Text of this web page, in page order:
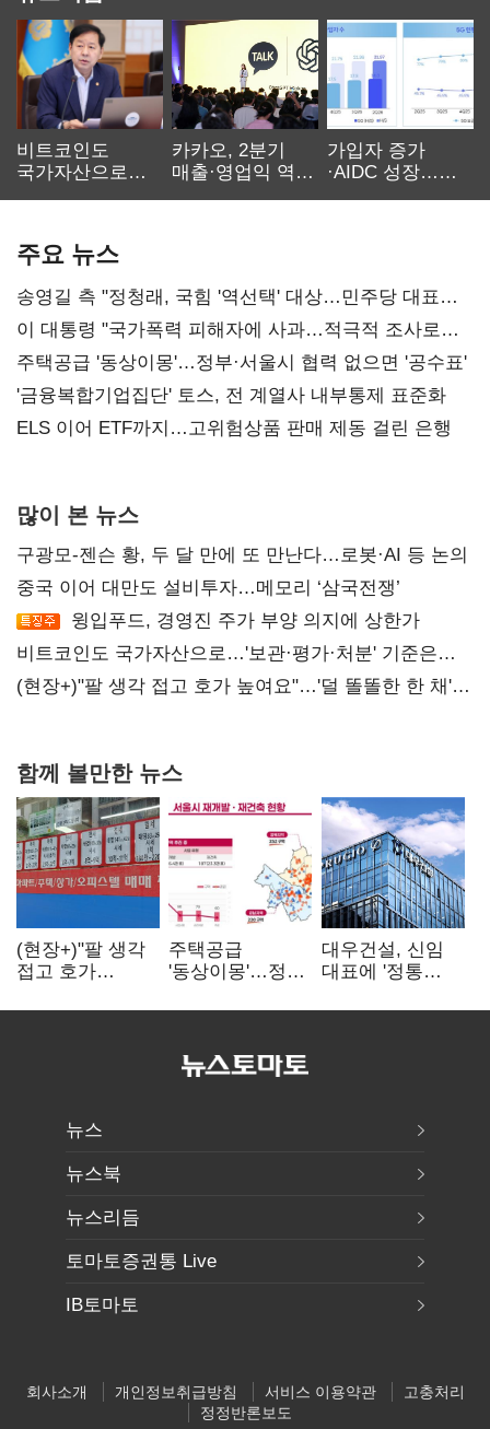
비트코인도
국가자산으로…'
카카오, 2분기
매출·영업익 역대
가입자 증가
·AIDC 성장…
주요 뉴스
송영길 측 "정청래, 국힘 '역선택' 대상…민주당 대표로
총선 지휘 못해"
이 대통령 "국가폭력 피해자에 사과…적극적 조사로
진실 밝혀야"
주택공급 '동상이몽'…정부·서울시 협력 없으면 '공수표'
'금융복합기업집단' 토스, 전 계열사 내부통제 표준화
ELS 이어 ETF까지…고위험상품 판매 제동 걸린 은행
많이 본 뉴스
구광모-젠슨 황, 두 달 만에 또 만난다…로봇·AI 등 논의
중국 이어 대만도 설비투자…메모리 ‘삼국전쟁’
윙입푸드, 경영진 주가 부양 의지에 상한가
비트코인도 국가자산으로…'보관·평가·처분' 기준은
숙제
(현장+)"팔 생각 접고 호가 높여요"…'덜 똘똘한 한 채'
함께 볼만한 뉴스
(현장+)"팔 생각
접고 호가
똘똘한 한 채'
주택공급
'동상이몽'…정부
없으면 '공수표'
대우건설, 신임
대표에 '정통
부사장 내정
뉴스
뉴스북
뉴스리듬
토마토증권통 Live
IB토마토
회사소개 개인정보취급방침 서비스 이용약관
고충처리
정정반론보도